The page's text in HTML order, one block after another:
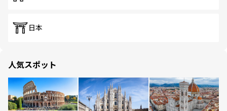
日本
人気スポット